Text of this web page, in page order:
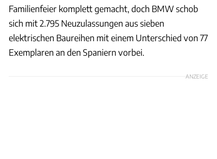
Familienfeier komplett gemacht, doch BMW schob
sich mit 2.795 Neuzulassungen aus sieben
elektrischen Baureihen mit einem Unterschied von 77
Exemplaren an den Spaniern vorbei.
ANZEIGE